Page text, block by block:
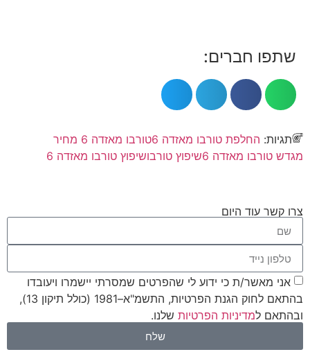
שתפו חברים:
תגיות:החלפת טורבו מאזדה 6 טורבו מאזדה 6 מחיר
מגדש טורבו מאזדה 6 שיפוץ טורבושיפוץ טורבו מאזדה 6
צרו קשר עוד היום
אני מאשר/ת כי ידוע לי שהפרטים שמסרתי יישמרו ויעובדו
בהתאם לחוק הגנת הפרטיות, התשמ"א–1981 (כולל תיקון 13),
ובהתאם ל מדיניות הפרטיותשלנו.
שלח